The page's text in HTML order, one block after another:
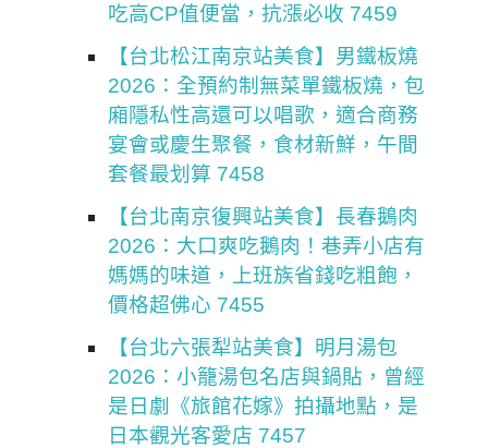
吃高CP值便當，抗漲必收 7459
【台北松江南京站美食】男鐵板燒
2026：全預約制無菜單鐵板燒，包
廂隱私性高還可以唱歌，適合商務
宴會或慶生聚餐，食材新鮮，午間
套餐最划算 7458
【台北南京復興站美食】長春鵝肉
2026：大口爽吃鵝肉！巷弄小店有
媽媽的味道，上班族省錢吃粗飽，
價格超佛心 7455
【台北六張犁站美食】明月湯包
2026：小籠湯包名店與鍋貼，曾經
是日劇《旅館花嫁》拍攝地點，是
日本觀光客愛店 7457